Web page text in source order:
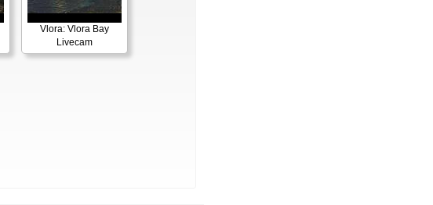
Vlora: Vlora Bay
Livecam